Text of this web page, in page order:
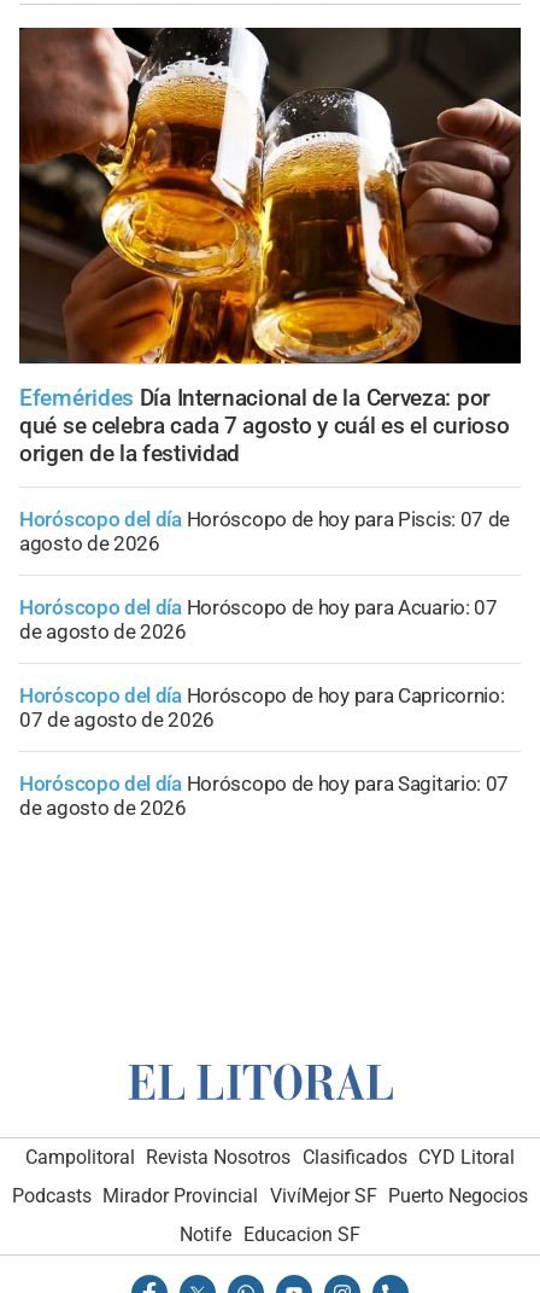
Efemérides Día Internacional de la Cerveza: por
qué se celebra cada 7 agosto y cuál es el curioso
origen de la festividad
Horóscopo del día Horóscopo de hoy para Piscis: 07 de
agosto de 2026
Horóscopo del día Horóscopo de hoy para Acuario: 07
de agosto de 2026
Horóscopo del día Horóscopo de hoy para Capricornio:
07 de agosto de 2026
Horóscopo del día Horóscopo de hoy para Sagitario: 07
de agosto de 2026
Campolitoral Revista Nosotros Clasificados CYD Litoral
Podcasts Mirador Provincial VivíMejor SF Puerto Negocios
Notife
Educacion SF